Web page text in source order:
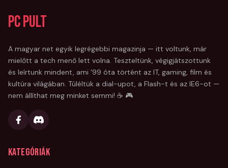
PC Pult
A magyar net egyik legrégebbi magazinja — itt voltunk, már
mielőtt a tech menő lett volna. Teszteltünk, végigjátszottunk
és leírtunk mindent, ami '99 óta történt az IT, gaming, film és
kultúra világában. Túléltük a dial-upot, a Flash-t és az IE6-ot —
nem állíthat meg minket semmi! ☕ 🎮
Kategóriák